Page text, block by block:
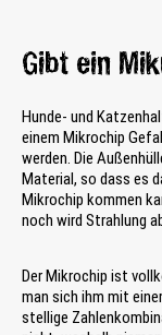
Gibt ein
Hunde- und
einem Mikrochip
werden. Die
Material, so dass es
Mikrochip kommen
noch wird Strahlung
Der Mikrochip ist
man sich ihm mit
stellige